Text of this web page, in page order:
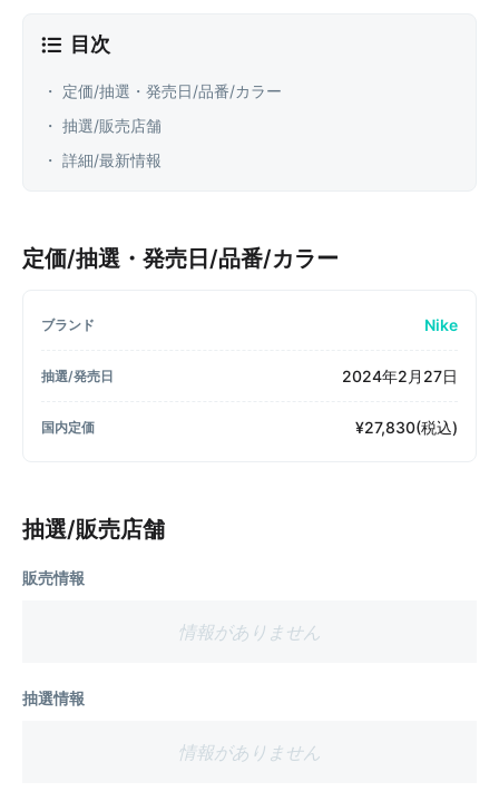
目次
・ 定価/抽選・発売日/品番/カラー
・ 抽選/販売店舗
・ 詳細/最新情報
定価/抽選・発売日/品番/カラー
ブランド Nike
抽選/発売日 2024年2月27日
国内定価 ¥27,830(税込)
抽選/販売店舗
販売情報
情報がありません
抽選情報
情報がありません